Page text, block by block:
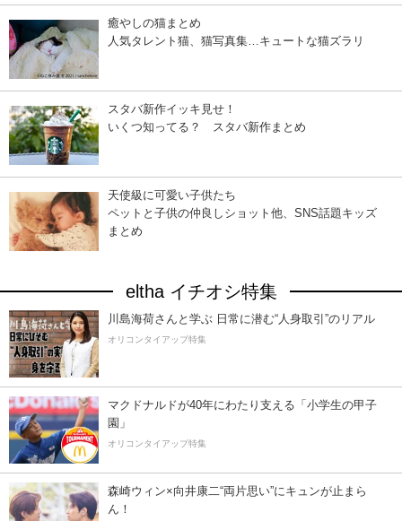
癒やしの猫まとめ
人気タレント猫、猫写真集…キュートな猫ズラリ
スタバ新作イッキ見せ！
いくつ知ってる？ スタバ新作まとめ
天使級に可愛い子供たち
ペットと子供の仲良しショット他、SNS話題キッズ
まとめ
eltha イチオシ特集
川島海荷さんと学ぶ 日常に潜む“人身取引”のリアル
オリコンタイアップ特集
マクドナルドが40年にわたり支える「小学生の甲子
園」
オリコンタイアップ特集
森崎ウィン×向井康二“両片思い”にキュンが止まら
ん！